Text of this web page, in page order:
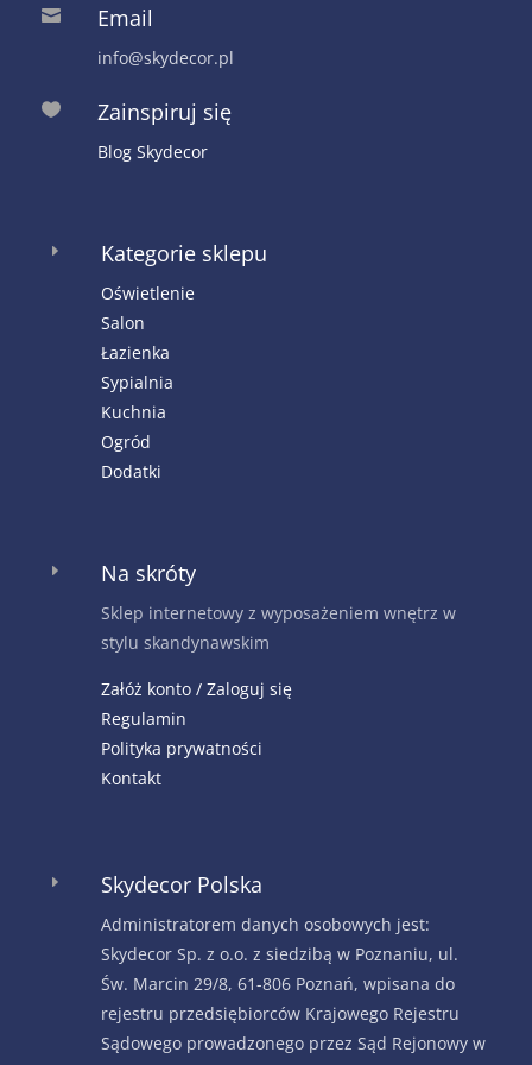
 Email
info@skydecor.pl
 Zainspiruj się
Blog Skydecor
E Kategorie sklepu
Oświetlenie
Salon
Łazienka
Sypialnia
Kuchnia
Ogród
Dodatki
E Na skróty
Sklep internetowy z wyposażeniem wnętrz w
stylu skandynawskim
Załóż konto / Zaloguj się
Regulamin
Polityka prywatności
Kontakt
E Skydecor Polska
Administratorem danych osobowych jest:
Skydecor Sp. z o.o. z siedzibą w Poznaniu, ul.
Św. Marcin 29/8, 61-806 Poznań, wpisana do
rejestru przedsiębiorców Krajowego Rejestru
Sądowego prowadzonego przez Sąd Rejonowy w